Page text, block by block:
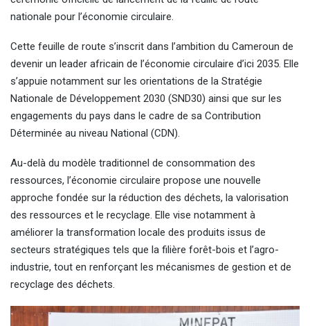
nationale pour l’économie circulaire.
Cette feuille de route s’inscrit dans l’ambition du Cameroun de
devenir un leader africain de l’économie circulaire d’ici 2035. Elle
s’appuie notamment sur les orientations de la Stratégie
Nationale de Développement 2030 (SND30) ainsi que sur les
engagements du pays dans le cadre de sa Contribution
Déterminée au niveau National (CDN).
Au-delà du modèle traditionnel de consommation des
ressources, l’économie circulaire propose une nouvelle
approche fondée sur la réduction des déchets, la valorisation
des ressources et le recyclage. Elle vise notamment à
améliorer la transformation locale des produits issus de
secteurs stratégiques tels que la filière forêt-bois et l’agro-
industrie, tout en renforçant les mécanismes de gestion et de
recyclage des déchets.